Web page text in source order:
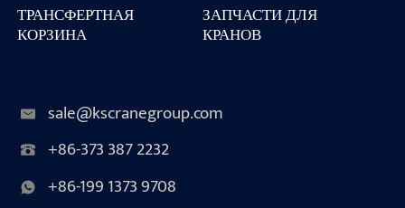
ТРАНСФЕРТНАЯ
КОРЗИНА
ЗАПЧАСТИ ДЛЯ
КРАНОВ
sale@kscranegroup.com
+86-373 387 2232
+86-199 1373 9708